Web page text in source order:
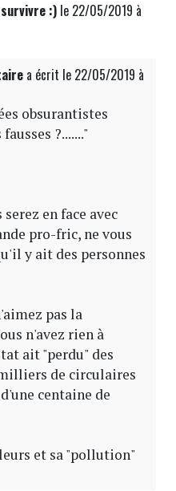
:)le 22/05/2019 à
a écrit le 22/05/2019 à
obsurantistes
?......."
en face avec
pro-fric, ne vous
y ait des personnes
pas la
n'avez rien à
ait "perdu" des
de circulaires
centaine de
et sa "pollution"